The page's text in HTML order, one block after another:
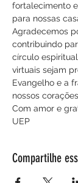
fortalecimento
para nossas
Agradecemos
contribuindo
círculo
virtuais sejam
Evangelho e a
nossos
Com amor e
UEP
Compartilhe